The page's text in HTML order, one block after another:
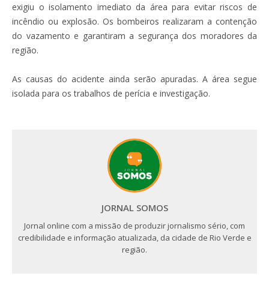
exigiu o isolamento imediato da área para evitar riscos de
incêndio ou explosão. Os bombeiros realizaram a contenção
do vazamento e garantiram a segurança dos moradores da
região.
As causas do acidente ainda serão apuradas. A área segue
isolada para os trabalhos de perícia e investigação.
JORNAL SOMOS
Jornal online com a missão de produzir jornalismo sério, com
credibilidade e informação atualizada, da cidade de Rio Verde e
região.